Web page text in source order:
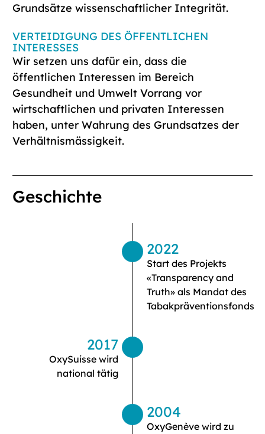
Grundsätze wissenschaftlicher Integrität.
VERTEIDIGUNG DES ÖFFENTLICHEN
INTERESSES
Wir setzen uns dafür ein, dass die
öffentlichen Interessen im Bereich
Gesundheit und Umwelt Vorrang vor
wirtschaftlichen und privaten Interessen
haben, unter Wahrung des Grundsatzes der
Verhältnismässigkeit.
Geschichte
2022
Start des Projekts
«Transparency and
Truth» als Mandat des
Tabakpräventionsfonds
2017
OxySuisse wird
national tätig
2004
OxyGenève wird zu